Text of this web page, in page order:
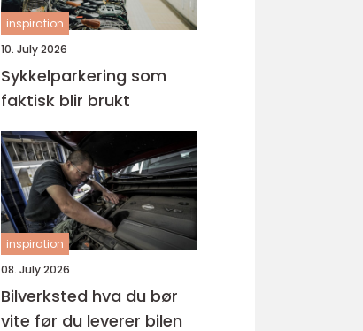
inspiration
10. July 2026
Sykkelparkering som
faktisk blir brukt
inspiration
08. July 2026
Bilverksted hva du bør
vite før du leverer bilen